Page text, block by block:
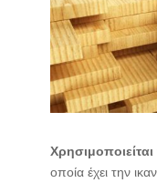
Χρησιμοποιείται
οποία έχει την